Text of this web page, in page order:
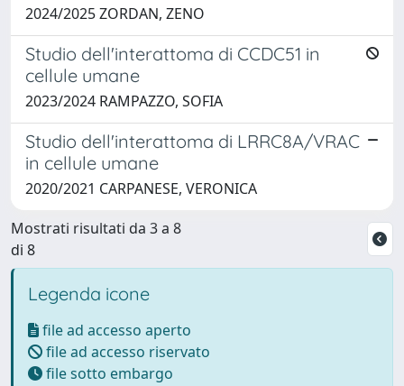
2024/2025 ZORDAN, ZENO
Studio dell'interattoma di CCDC51 in
cellule umane
2023/2024 RAMPAZZO, SOFIA
Studio dell'interattoma di LRRC8A/VRAC
in cellule umane
2020/2021 CARPANESE, VERONICA
Mostrati risultati da 3 a 8
di 8
Legenda icone
file ad accesso aperto
file ad accesso riservato
file sotto embargo